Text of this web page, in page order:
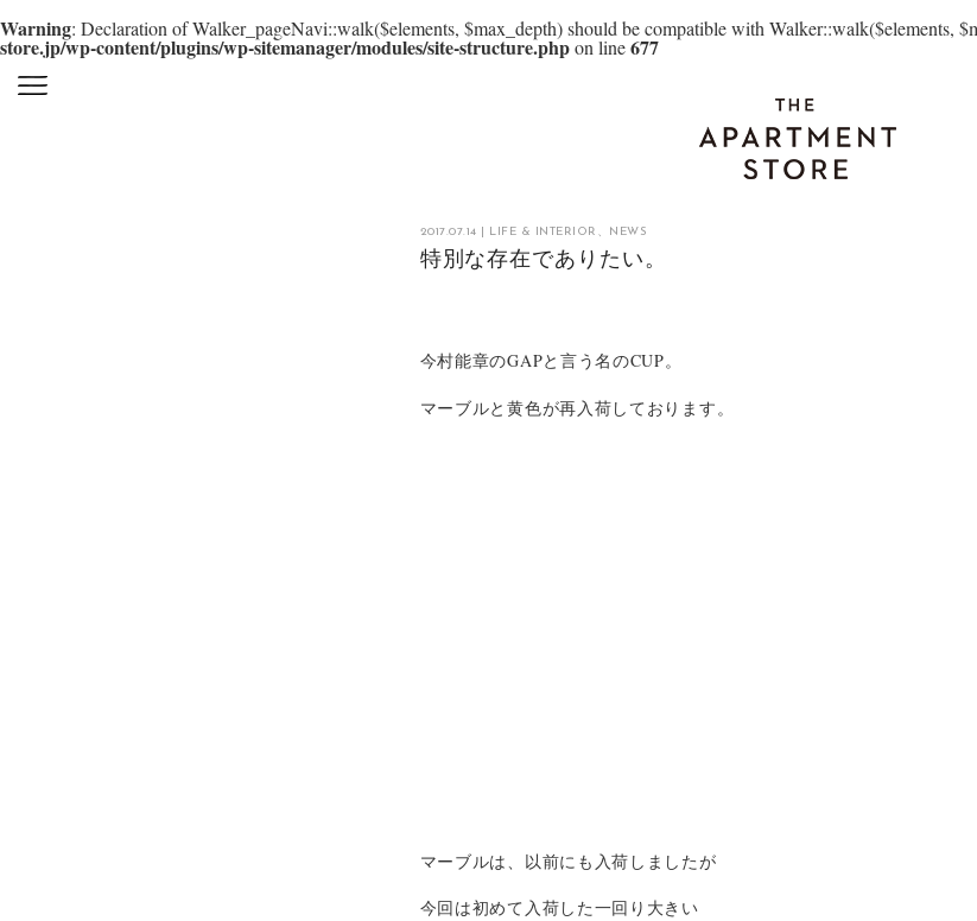
Warning: Declaration of Walker_pageNavi::walk($elements, $max_depth) should be compatible with Walker::walk($elements,
store.jp/wp-content/plugins/wp-sitemanager/modules/site-structure.phpon line677
2017.07.14 LIFE & INTERIOR 、 NEWS
特別な存在でありたい。
今村能章のGAPと言う名のCUP。
マーブルと黄色が再入荷しております。
マーブルは、以前にも入荷しましたが
今回は初めて入荷した一回り大きい